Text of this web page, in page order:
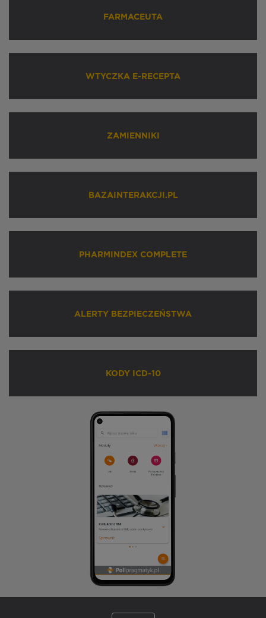
FARMACEUTA
WTYCZKA E-RECEPTA
ZAMIENNIKI
BAZAINTERAKCJI.PL
PHARMINDEX COMPLETE
ALERTY BEZPIECZEŃSTWA
KODY ICD-10